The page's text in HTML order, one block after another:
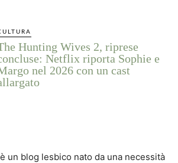
Hunting Wives 2, riprese
Netflix riporta Sophie e
nel 2026 con un cast
è un blog lesbico nato da una necessità